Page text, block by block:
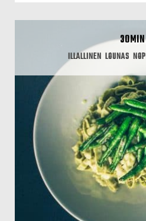
30MIN
ILLALLINEN LOUNAS